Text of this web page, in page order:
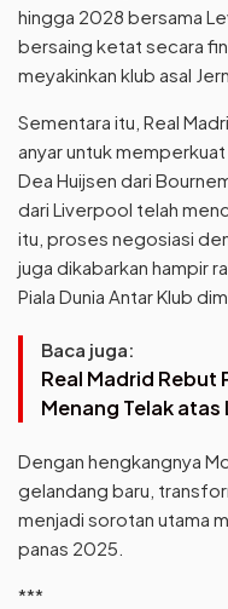
hingga 2028 bersama
bersaing ketat secara
meyakinkan klub asal
Sementara itu, Real
anyar untuk
Dea Huijsen dari
dari Liverpool telah
itu, proses negosiasi
juga dikabarkan hampir
Piala Dunia Antar Klub
Baca juga:
Real Madrid Rebut
Menang Telak atas
Dengan hengkangnya
gelandang baru,
menjadi sorotan utama
panas 2025.
***